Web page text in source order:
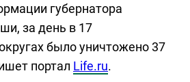
губернатора
за день в 17
было уничтожено 37
портал Life.ru.